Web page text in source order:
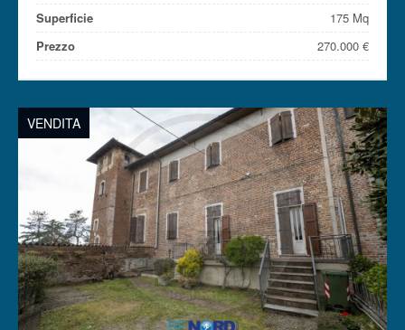
Superficie
175 Mq
Prezzo
270.000 €
VENDITA